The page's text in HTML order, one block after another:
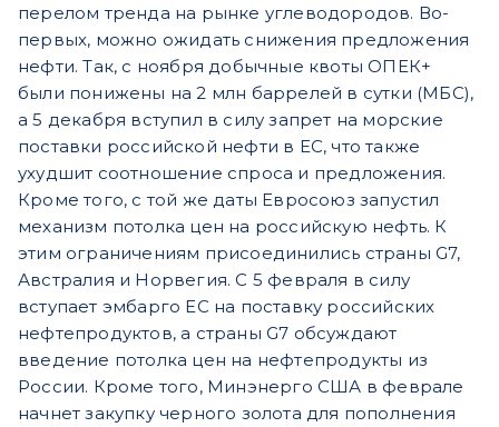
перелом тренда на рынке углеводородов. Во-
первых, можно ожидать снижения предложения
нефти. Так, с ноября добычные квоты ОПЕК+
были понижены на 2 млн баррелей в сутки (МБС),
а 5 декабря вступил в силу запрет на морские
поставки российской нефти в ЕС, что также
ухудшит соотношение спроса и предложения.
Кроме того, с той же даты Евросоюз запустил
механизм потолка цен на российскую нефть. К
этим ограничениям присоединились страны G7,
Австралия и Норвегия. С 5 февраля в силу
вступает эмбарго ЕС на поставку российских
нефтепродуктов, а страны G7 обсуждают
введение потолка цен на нефтепродукты из
России. Кроме того, Минэнерго США в феврале
начнет закупку черного золота для пополнения